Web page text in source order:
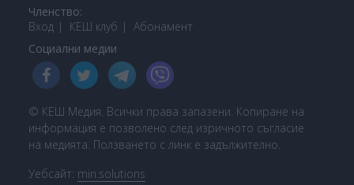
Членство:
Вход
КЕШ клуб Абонамент
Социални медии
© КЕШ Медия. Всички права запазени. Копиране на
информация е позволено след изричното съгласие
на медията. Ползването с линк е задължително.
Уебсайт: min.solutions